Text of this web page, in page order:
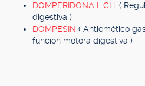
DOMPERIDONA L.CH. (
digestiva )
DOMPESIN ( Antiemético
función motora digestiva )